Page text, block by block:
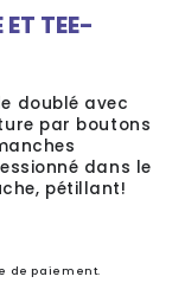
ET TEE-
doublé avec
par boutons
dans le
pétillant!
de paiement.